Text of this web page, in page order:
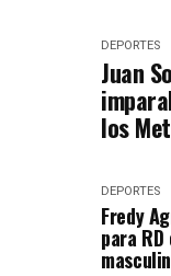
DEPORTES
Juan
los
DEPORTES
Fredy
para